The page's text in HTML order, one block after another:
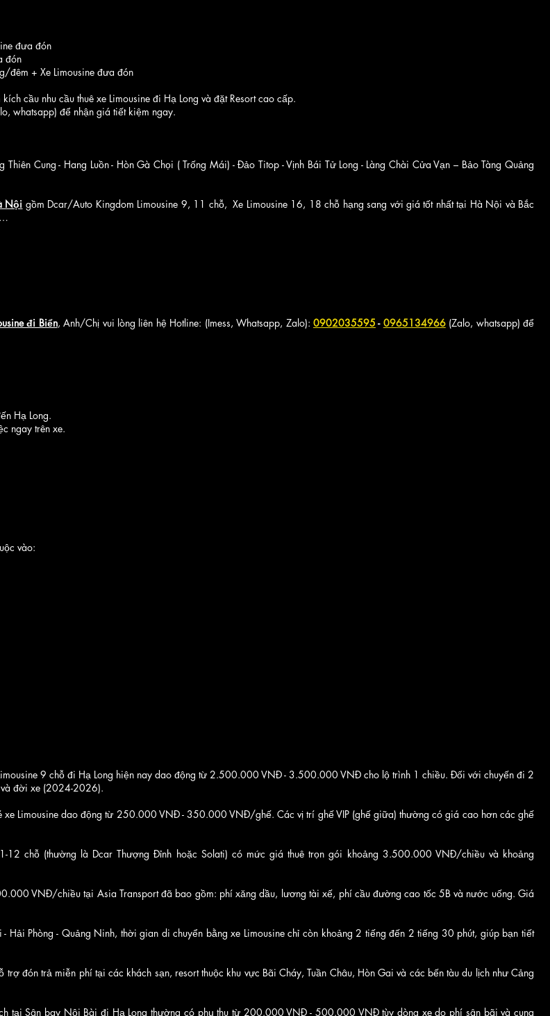
đưa đón
đón
+ Xe Limousine đưa đón
cầu nhu cầu thuê xe Limousine đi Hạ Long và đặt Resort cao cấp.
whatsapp) để nhận giá tiết kiệm ngay.
Cung - Hang Luồn - Hòn Gà Chọi ( Trống Mái) - Đảo Titop - Vịnh Bái Tử Long - Làng Chài Cửa Vạn – Bảo Tàng Quảng
Nội gồm Dcar/Auto Kingdom Limousine 9, 11 chỗ, Xe Limousine 16, 18 chỗ hạng sang với giá tốt nhất tại Hà Nội và Bắc
…
đi Biển, Anh/Chị vui lòng liên hệ Hotline: (Imess, Whatsapp, Zalo): 0902035595 - 0965134966 (Zalo, whatsapp) để
Hạ Long.
ngay trên xe.
vào:
9 chỗ đi Hạ Long hiện nay dao động từ 2.500.000 VNĐ - 3.500.000 VNĐ cho lộ trình 1 chiều. Đối với chuyến đi 2
đời xe (2024-2026).
Limousine dao động từ 250.000 VNĐ - 350.000 VNĐ/ghế. Các vị trí ghế VIP (ghế giữa) thường có giá cao hơn các ghế
12 chỗ (thường là Dcar Thượng Đỉnh hoặc Solati) có mức giá thuê trọn gói khoảng 3.500.000 VNĐ/chiều và khoảng
VNĐ/chiều tại Asia Transport đã bao gồm: phí xăng dầu, lương tài xế, phí cầu đường cao tốc 5B và nước uống. Giá
Phòng - Quảng Ninh, thời gian di chuyển bằng xe Limousine chỉ còn khoảng 2 tiếng đến 2 tiếng 30 phút, giúp bạn tiết
đón trả miễn phí tại các khách sạn, resort thuộc khu vực Bãi Cháy, Tuần Châu, Hòn Gai và các bến tàu du lịch như Cảng
tại Sân bay Nội Bài đi Hạ Long thường có phụ thu từ 200.000 VNĐ - 500.000 VNĐ tùy dòng xe do phí sân bãi và cung